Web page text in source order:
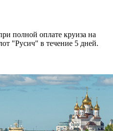
полной оплате круиза на
"Русич" в течение 5 дней.